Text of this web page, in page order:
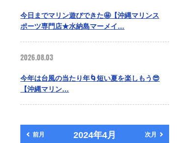
今日までマリン遊びできた🤩【沖縄マリンス
ポーツ専門店★水納島マーメイ…
2026.08.03
今年は台風の当たり年🌀短い夏を楽しもう😎
【沖縄マリン…
前月 2024年4月 次月